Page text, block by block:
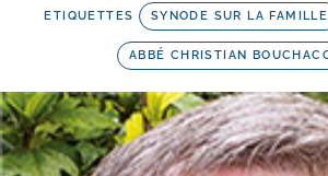
ETIQUETTES SYNODE SUR LA FAMILLE
ABBÉ CHRISTIAN